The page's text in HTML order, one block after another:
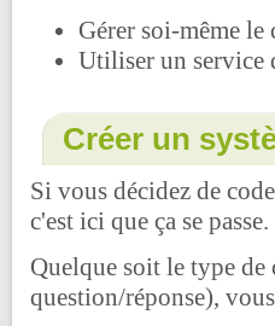
Gérer soi-même le
Utiliser un service
Créer un
Si vous décidez de
c'est ici que ça se passe.
Quelque soit le type de
question/réponse),